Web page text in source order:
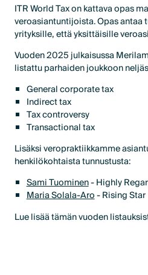
ITR World Tax on kattava opas
veroasiantuntijoista. Opas antaa
yrityksille, että yksittäisille
Vuoden 2025 julkaisussa
listattu parhaiden joukkoon
General corporate tax
Indirect tax
Tax controversy
Transactional tax
Lisäksi veropraktiikkamme
henkilökohtaista tunnustusta:
Sami Tuominen- Highly
Maria Solala-Aro- Rising Star
Lue lisää tämän vuoden